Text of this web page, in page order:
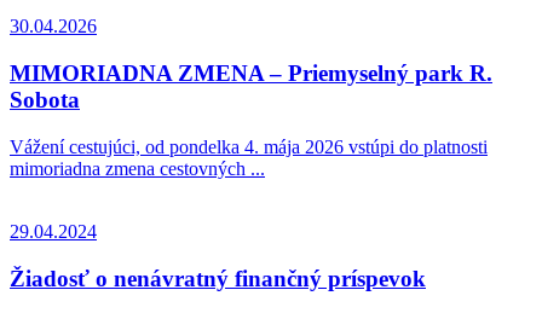
30.04.2026
MIMORIADNA ZMENA – Priemyselný park R.
Sobota
Vážení cestujúci, od pondelka 4. mája 2026 vstúpi do platnosti
mimoriadna zmena cestovných ...
29.04.2024
Žiadosť o nenávratný finančný príspevok